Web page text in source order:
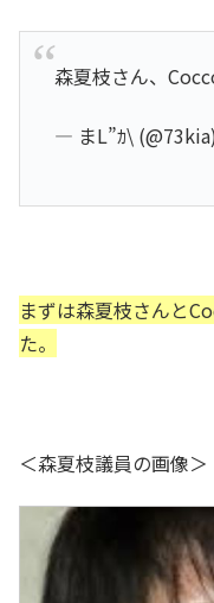
森夏枝さん、
— まL”ｶ\
まずは森夏枝さんと
た。
＜森夏枝議員の画像＞